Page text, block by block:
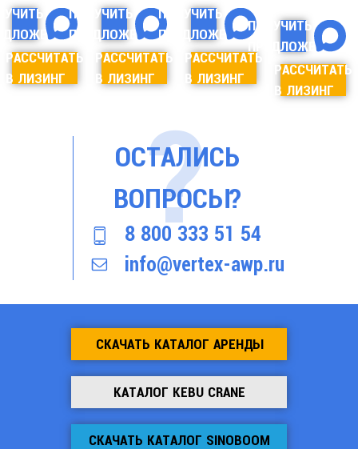
РАССЧИТАТЬ
В ЛИЗИНГ
ПОЛУЧИТЬ
ПРЕДЛОЖЕНИЕ
РАССЧИТАТЬ
В ЛИЗИНГ
ПОЛУЧИТЬ
ПРЕДЛОЖЕНИЕ
РАССЧИТАТЬ
В ЛИЗИНГ
ПОЛУЧИТЬ
ПРЕДЛОЖЕНИЕ
РАССЧИТАТЬ
В ЛИЗИНГ
ОСТАЛИСЬ
ВОПРОСЫ?
8 800 333 51 54
info@vertex-awp.ru
СКАЧАТЬ КАТАЛОГ АРЕНДЫ
КАТАЛОГ KEBU CRANE
СКАЧАТЬ КАТАЛОГ SINOBOOM